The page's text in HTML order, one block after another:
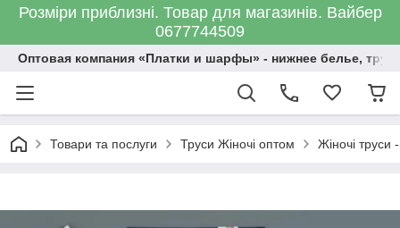
Розміри приблизні. Товар для магазинів. Вайбер
0677744509
Оптовая компания «Платки и шарфы» - нижнее белье,
Товари та послуги Труси Жіночі оптом Жіночі труси